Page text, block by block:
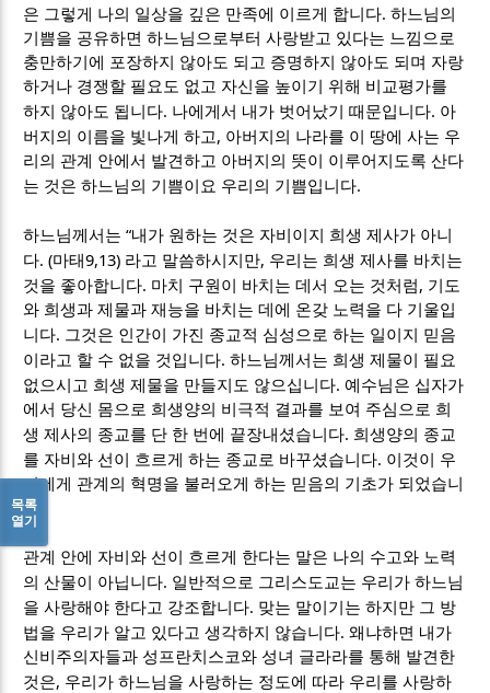
은 그렇게 나의 일상을 깊은 만족에 이르게 합니다.하느님의
기쁨을 공유하면 하느님으로부터 사랑받고 있다는 느낌으로
충만하기에 포장하지 않아도 되고 증명하지 않아도 되며 자랑
하거나 경쟁할 필요도 없고 자신을 높이기 위해 비교평가를
하지 않아도 됩니다. 나에게서 내가 벗어났기 때문입니다. 아
버지의 이름을 빛나게 하고, 아버지의 나라를 이 땅에 사는 우
리의 관계 안에서 발견하고 아버지의 뜻이 이루어지도록 산다
는 것은 하느님의 기쁨이요 우리의 기쁨입니다.
하느님께서는“내가 원하는 것은 자비이지 희생 제사가 아니
다. (마태9,13) 라고 말씀하시지만, 우리는 희생 제사를 바치는
것을 좋아합니다. 마치 구원이 바치는 데서 오는 것처럼, 기도
와 희생과 제물과 재능을 바치는 데에 온갖 노력을 다 기울입
니다. 그것은 인간이 가진 종교적 심성으로 하는 일이지 믿음
이라고 할 수 없을 것입니다.하느님께서는 희생 제물이 필요
없으시고 희생 제물을 만들지도 않으십니다.예수님은 십자가
에서 당신 몸으로 희생양의 비극적 결과를 보여 주심으로 희
생 제사의 종교를 단 한 번에 끝장내셨습니다. 희생양의 종교
를 자비와 선이 흐르게 하는 종교로 바꾸셨습니다. 이것이 우
리에게 관계의 혁명을 불러오게 하는 믿음의 기초가 되었습니
다
관계 안에 자비와 선이 흐르게 한다는 말은 나의 수고와 노력
의 산물이 아닙니다. 일반적으로 그리스도교는 우리가 하느님
을 사랑해야 한다고 강조합니다. 맞는 말이기는 하지만 그 방
법을 우리가 알고 있다고 생각하지 않습니다.왜냐하면 내가
신비주의자들과 성프란치스코와 성녀 글라라를 통해 발견한
것은, 우리가 하느님을 사랑하는 정도에 따라 우리를 사랑하
목록
열기